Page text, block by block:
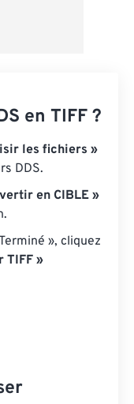
en TIFF ?
les fichiers »
DDS.
en CIBLE »
», cliquez
TIFF »